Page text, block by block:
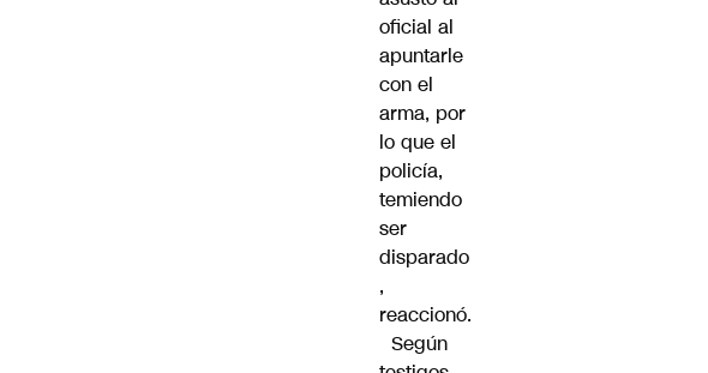
oficial al
apuntarle
con el
arma, por
lo que el
policía,
temiendo
ser
disparado
,
reaccionó.
Según